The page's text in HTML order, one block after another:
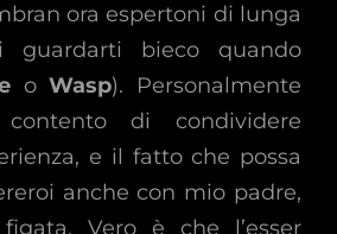
ora espertoni di lunga
guardarti bieco quando
oWasp). Personalmente
di condividere
e il fatto che possa
anche con mio padre,
Vero è che l’esser